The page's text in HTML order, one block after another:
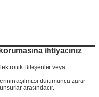
Sizi yakında
ihtiyacınız
Bileşenler veya
aşılması durumunda zarar
arasındadır.